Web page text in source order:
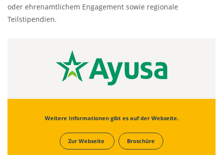
oder ehrenamtlichem Engagement sowie regionale
Teilstipendien.
Weitere Informationen gibt es auf der Webseite.
Zur Webseite Broschüre